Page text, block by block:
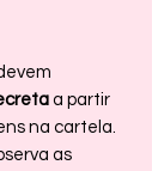
a partir
na cartela.
as